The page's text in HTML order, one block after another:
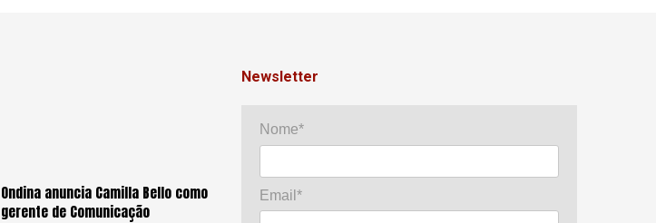
Ondina anuncia Camilla Bello como
gerente de Comunicação
Newsletter
Nome*
Email*